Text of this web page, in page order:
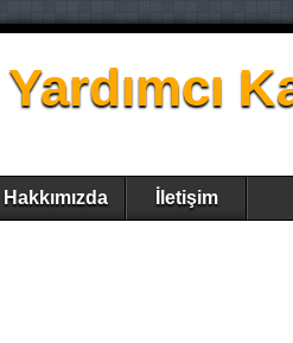
Yardımcı
Hakkımızda İletişim